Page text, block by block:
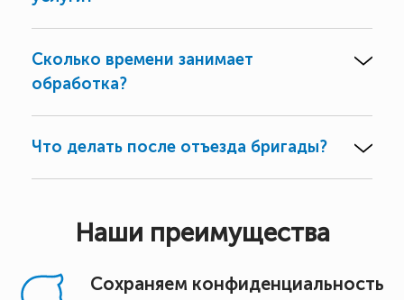
Сколько времени занимает
обработка?
Что делать после отъезда бригады?
Наши преимущества
Сохраняем конфиденциальность